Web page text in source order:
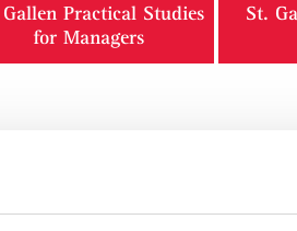
Practical Studies
for Managers
St.
AG“ am 28. Januar